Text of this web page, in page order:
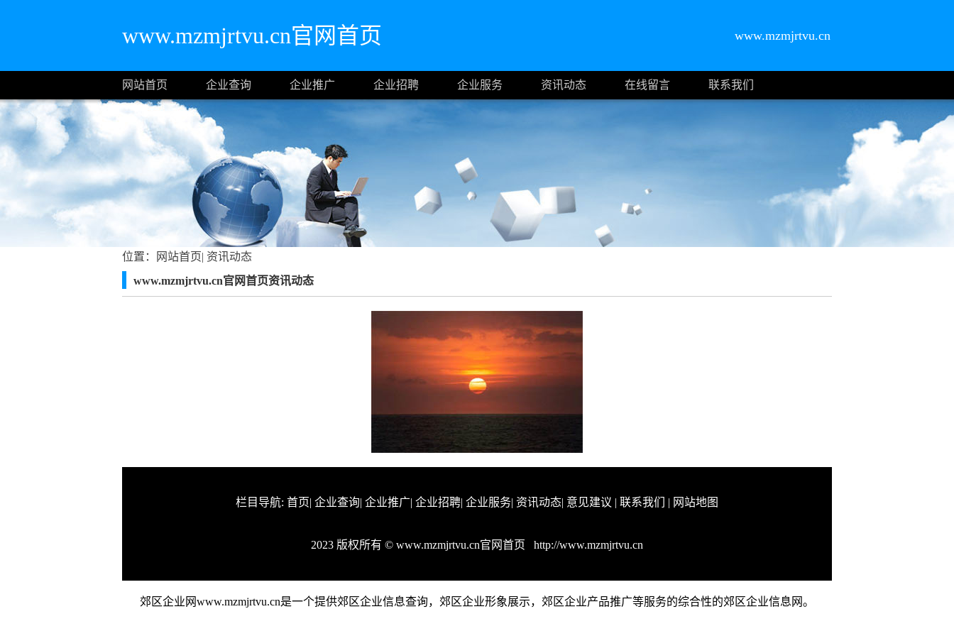
www.mzmjrtvu.cn官网首页 www.mzmjrtvu.cn
网站首页 企业查询 企业推广 企业招聘 企业服务 资讯动态 在线留言 联系我们
位置： 网站首页| 资讯动态
www.mzmjrtvu.cn官网首页资讯动态
栏目导航: 首页| 企业查询| 企业推广| 企业招聘| 企业服务| 资讯动态| 意见建议 | 联系我们 | 网站地图
2023 版权所有 © www.mzmjrtvu.cn官网首页 http://www.mzmjrtvu.cn
郊区企业网www.mzmjrtvu.cn是一个提供郊区企业信息查询，郊区企业形象展示，郊区企业产品推广等服务的综合性的郊区企业信息网。